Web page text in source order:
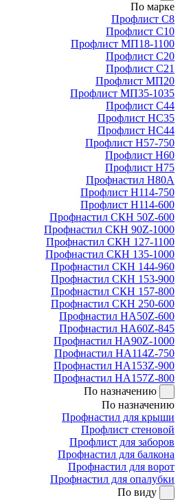
По марке
Профлист С8
Профлист С10
Профлист МП18-1100
Профлист С20
Профлист С21
Профлист МП20
Профлист МП35-1035
Профлист С44
Профлист НС35
Профлист НС44
Профлист Н57-750
Профлист Н60
Профлист Н75
Профнастил Н80А
Профлист Н114-750
Профлист Н114-600
Профнастил СКН 50Z-600
Профнастил СКН 90Z-1000
Профнастил СКН 127-1100
Профнастил СКН 135-1000
Профнастил СКН 144-960
Профнастил СКН 153-900
Профнастил СКН 157-800
Профнастил СКН 250-600
Профнастил НА50Z-600
Профнастил НА60Z-845
Профнастил НА90Z-1000
Профнастил НА114Z-750
Профнастил НА153Z-900
Профнастил НА157Z-800
По назначению
По назначению
Профнастил для крыши
Профлист стеновой
Профлист для заборов
Профнастил для балкона
Профнастил для ворот
Профнастил для опалубки
По виду